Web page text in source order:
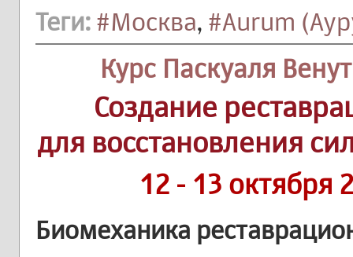
Теги: #Москва, #Aurum
Курс Паскуаля
Создание
для восстановления
12 - 13 октября
Биомеханика